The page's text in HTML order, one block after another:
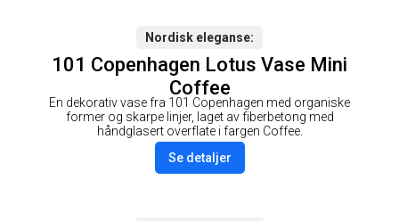
Nordisk eleganse
101 Copenhagen Lotus Vase Mini
Coffee
En dekorativ vase fra 101 Copenhagen med organiske
former og skarpe linjer, laget av fiberbetong med
håndglasert overflate i fargen Coffee.
Se detaljer